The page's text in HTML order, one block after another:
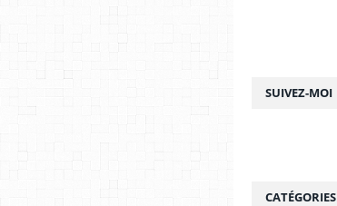
SUIVEZ-MOI
CATÉGORIES